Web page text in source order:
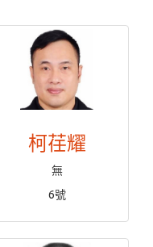
柯荏耀
無
6號